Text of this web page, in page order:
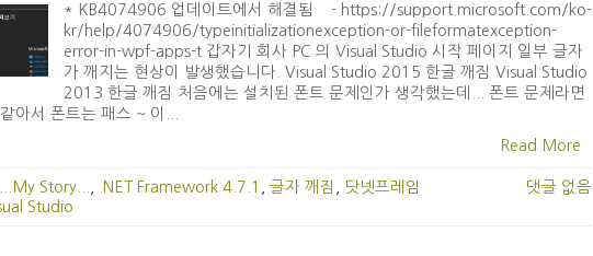
* KB4074906 업데이트에서 해결됨 - https://support.microsoft.com/ko-
kr/help/4074906/typeinitializationexception-or-fileformatexception-
error-in-wpf-apps-t 갑자기 회사 PC 의 Visual Studio 시작 페이지 일부 글자
가 깨지는 현상이 발생했습니다. Visual Studio 2015 한글 깨짐 Visual Studio
2013 한글 깨짐 처음에는 설치된 폰트 문제인가 생각했는데... 폰트 문제라면
아서 폰트는 패스 ~ 이...
Read More
...My Story... .NET Framework 4.7.1 글자 깨짐
닷넷프레임
Studio
댓글 없음